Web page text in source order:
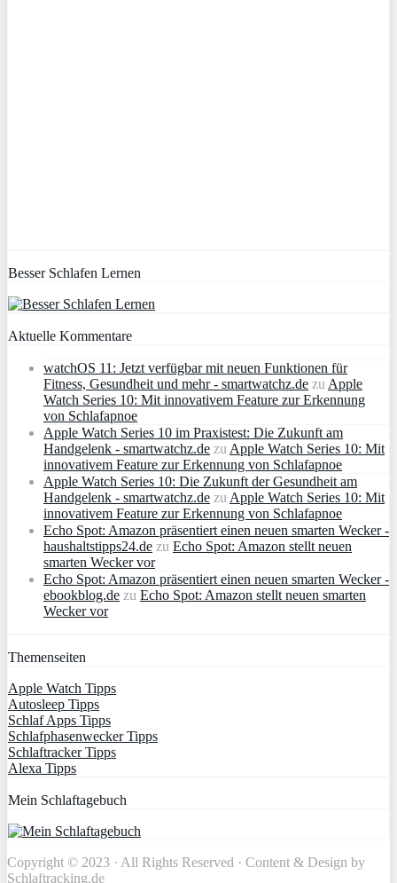
Besser Schlafen Lernen
Aktuelle Kommentare
watchOS 11: Jetzt verfügbar mit neuen Funktionen für
Fitness, Gesundheit und mehr - smartwatchz.de zu Apple
Watch Series 10: Mit innovativem Feature zur Erkennung
von Schlafapnoe
Apple Watch Series 10 im Praxistest: Die Zukunft am
Handgelenk - smartwatchz.de zu Apple Watch Series 10: Mit
innovativem Feature zur Erkennung von Schlafapnoe
Apple Watch Series 10: Die Zukunft der Gesundheit am
Handgelenk - smartwatchz.de zu Apple Watch Series 10: Mit
innovativem Feature zur Erkennung von Schlafapnoe
Echo Spot: Amazon präsentiert einen neuen smarten Wecker -
haushaltstipps24.de zu Echo Spot: Amazon stellt neuen
smarten Wecker vor
Echo Spot: Amazon präsentiert einen neuen smarten Wecker -
ebookblog.de zu Echo Spot: Amazon stellt neuen smarten
Wecker vor
Themenseiten
Apple Watch Tipps
Autosleep Tipps
Schlaf Apps Tipps
Schlafphasenwecker Tipps
Schlaftracker Tipps
Alexa Tipps
Mein Schlaftagebuch
Copyright © 2023 · All Rights Reserved · Content & Design by
Schlaftracking.de